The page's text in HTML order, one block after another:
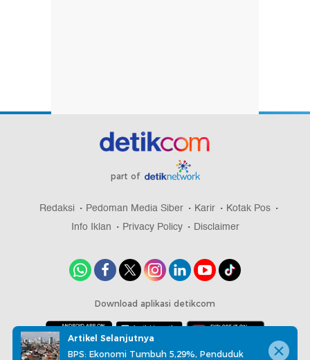
part of
Redaksi Pedoman Media Siber Karir
Kotak Pos
Info Iklan
Privacy Policy Disclaimer
Download aplikasi detikcom
Artikel Selanjutnya
BPS: Ekonomi Tumbuh 5,29%, Penduduk